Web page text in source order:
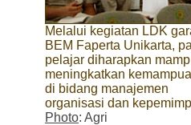
Melalui kegiatan LDK
BEM Faperta Unikarta,
pelajar diharapkan
meningkatkan
di bidang manajemen
organisasi dan
Photo: Agri